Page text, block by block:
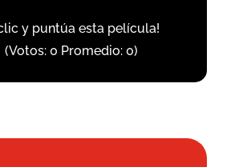
y puntúa esta película!
(Votos: 0 Promedio: 0)